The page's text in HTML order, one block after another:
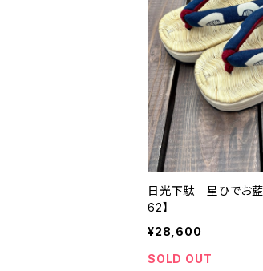
日光下駄 星ひでお
62】
¥28,600
SOLD OUT